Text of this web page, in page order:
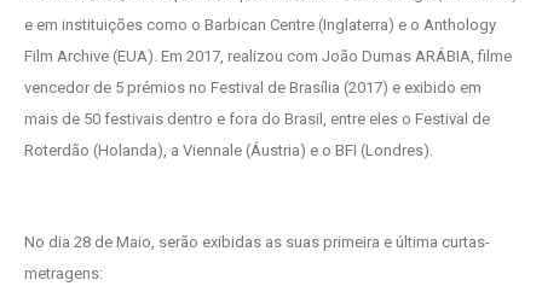
e em instituições como o Barbican Centre (Inglaterra) e o Anthology
Film Archive (EUA). Em 2017, realizou com João Dumas ARÁBIA, filme
vencedor de 5 prémios no Festival de Brasília (2017) e exibido em
mais de 50 festivais dentro e fora do Brasil, entre eles o Festival de
Roterdão (Holanda), a Viennale (Áustria) e o BFI (Londres).
No dia 28 de Maio, serão exibidas as suas primeira e última curtas-
metragens: